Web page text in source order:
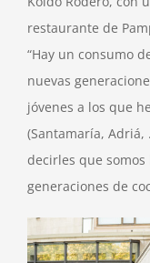
restaurante de
“Hay un consumo
nuevas
jóvenes a los que
(Santamaría,
decirles que
generaciones de